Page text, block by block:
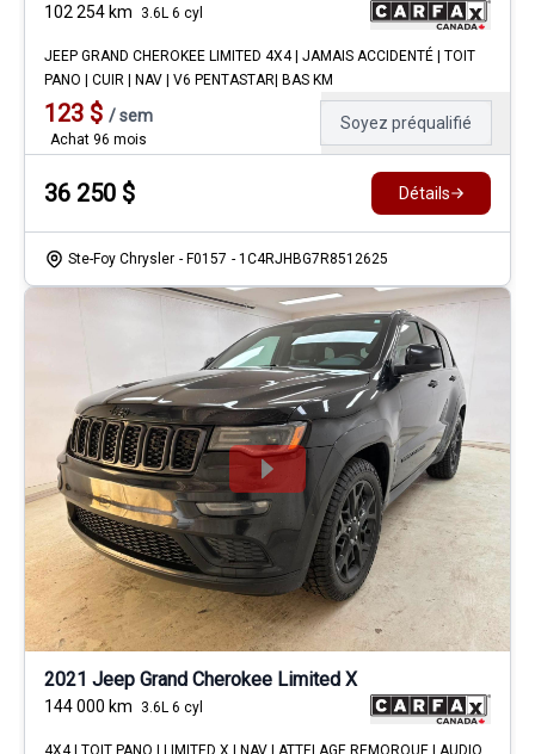
102 254km 3.6L 6 cyl
JEEP GRAND CHEROKEE LIMITED 4X4 | JAMAIS ACCIDENTÉ | TOIT
PANO | CUIR | NAV | V6 PENTASTAR| BAS KM
123 $ /sem
Achat 96 mois
Soyez préqualifié
36 250 $ Détails
Ste-Foy Chrysler - F0157 - 1C4RJHBG7R8512625
2021 Jeep Grand Cherokee Limited X
144 000 km 3.6L 6 cyl